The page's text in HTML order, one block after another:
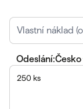
Odeslání:Česko
250 ks